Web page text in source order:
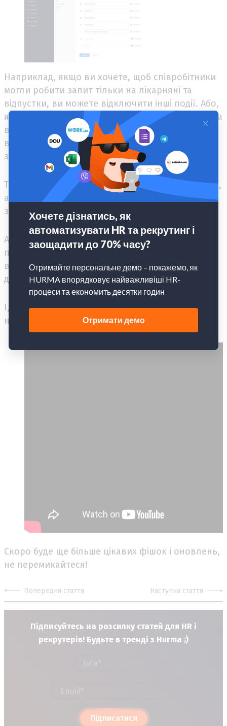
Наприклад, якщо ви хочете, щоб співробітники
могли робити запит тільки на лікарняні та
відпустки, ви можете відключити інші події. Або,
якщо у вашій компанії не передбачена робота на
вихідних або перенесення робочого часу, ви
відключаєте ці події і позбавляєте себе від
зайвих запитів співробітників.
Таким чином, ви кастомізіруете систему під себе,
а ваші співробітники не задаються питанням,
звідки раптом в компанії взялися нічні зміни.
А ще ми прислухалися до тих клієнтів, які
просили замінити іконку кухля пива на
відсутності за свій рахунок та вмовили нашого
дизайнера намалювати нову.
І, як завжди, відео-формат для тих, хто любить
не тільки читати, але й дивитися:
Скоро буде ще більше цікавих фішок і оновлень,
не перемикайтеся!
Попередня стаття Наступна стаття
Підписуйтесь на розсилку статей для HR і
рекрутерів! Будьте в тренді з Hurma ;)
Підписатися